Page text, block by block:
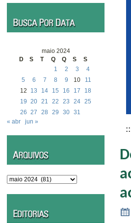
maio 2024
D
S T Q Q S
S
1
2 3
4
5
6 7 8 9 10
11
12
13 14 15 16 17
18
19 20 21 22 23 24 25
26 27 28 29 30 31
« abr
jun »
Arquivos